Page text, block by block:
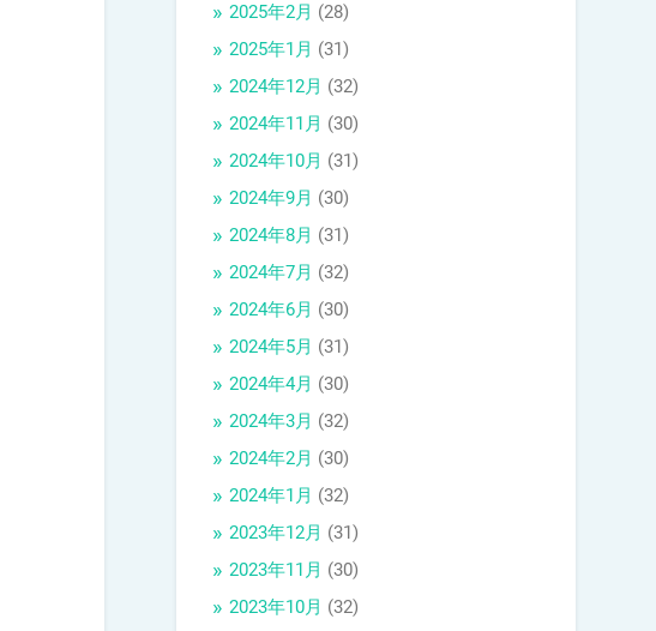
2025年2月 (28)
2025年1月 (31)
2024年12月 (32)
2024年11月 (30)
2024年10月 (31)
2024年9月 (30)
2024年8月 (31)
2024年7月 (32)
2024年6月 (30)
2024年5月 (31)
2024年4月 (30)
2024年3月 (32)
2024年2月 (30)
2024年1月 (32)
2023年12月 (31)
2023年11月 (30)
2023年10月 (32)